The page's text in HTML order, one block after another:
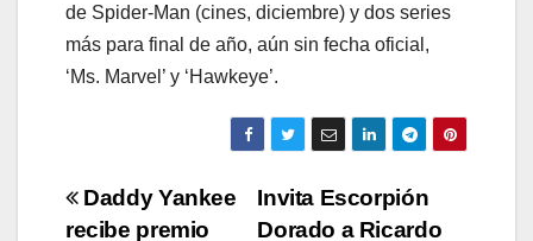
de Spider-Man (cines, diciembre) y dos series
más para final de año, aún sin fecha oficial,
‘Ms. Marvel’ y ‘Hawkeye’.
NavegaciónInvita Escorpión
Dorado a Ricardo
Daddy Yankee
recibe premio